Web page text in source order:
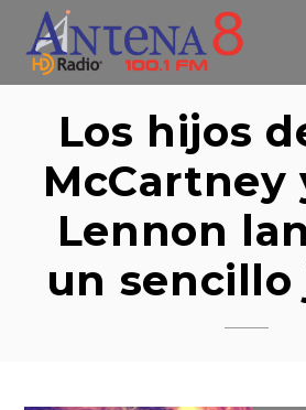
content
Los hijos
McCartney
Lennon
un